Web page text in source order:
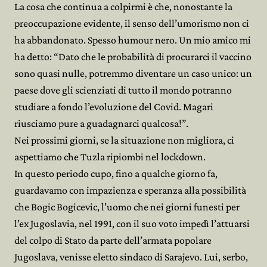
La cosa che continua a colpirmi è che, nonostante la
preoccupazione evidente, il senso dell’umorismo non ci
ha abbandonato. Spesso humour nero. Un mio amico mi
ha detto: “Dato che le probabilità di procurarci il vaccino
sono quasi nulle, potremmo diventare un caso unico: un
paese dove gli scienziati di tutto il mondo potranno
studiare a fondo l’evoluzione del Covid. Magari
riusciamo pure a guadagnarci qualcosa!”.
Nei prossimi giorni, se la situazione non migliora, ci
aspettiamo che Tuzla ripiombi nel lockdown.
In questo periodo cupo, fino a qualche giorno fa,
guardavamo con impazienza e speranza alla possibilità
che Bogic Bogicevic, l’uomo che nei giorni funesti per
l’ex Jugoslavia, nel 1991, con il suo voto impedì l’attuarsi
del colpo di Stato da parte dell’armata popolare
Jugoslava, venisse eletto sindaco di Sarajevo. Lui, serbo,